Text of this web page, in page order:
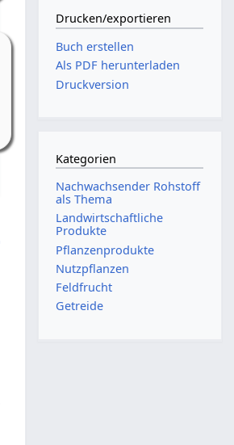
Drucken/­exportieren
Buch erstellen
Als PDF herunterladen
Druckversion
Kategorien
Nachwachsender Rohstoff
als Thema
Landwirtschaftliche
Produkte
Pflanzenprodukte
Nutzpflanzen
Feldfrucht
Getreide